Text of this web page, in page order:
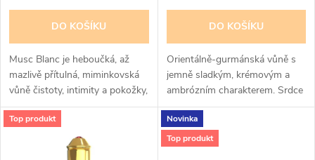
o
d
u
k
d
u
k
DO KOŠÍKU
Musc Blanc je heboučká, až
mazlivě přítulná, miminkovská
vůně čistoty, intimity a pokožky,
s velikou výdrží.
Nejprodávanější mošusový olej,
musk, pižmový parfém.
Průzračná vůně...
DO KOŠÍKU
Orientálně-gurmánská vůně s
jemně sladkým, krémovým a
ambrózním charakterem. Srdce
parfému tvoří pistácie a bílé
květiny, doplněné vanilkou,
karamelem a santalovým
Top produkt
Novinka
Top produkt